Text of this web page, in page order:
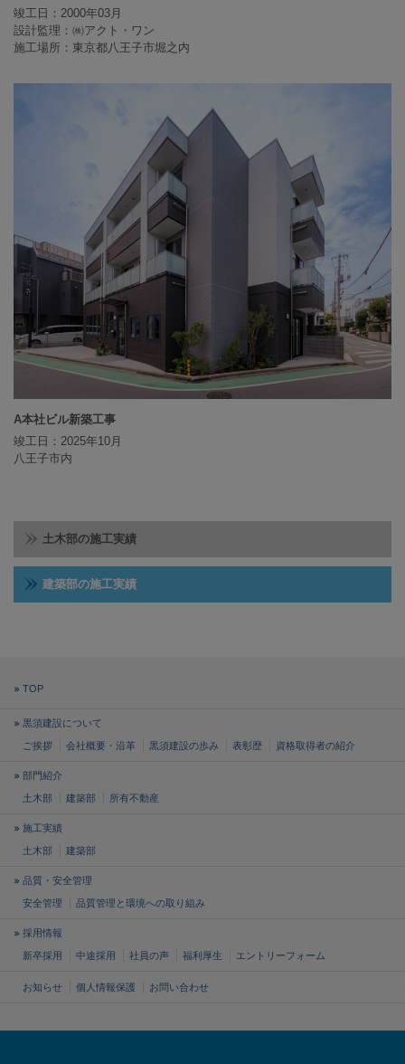
竣工日：2000年03月
設計監理：㈱アクト・ワン
施工場所：東京都八王子市堀之内
A本社ビル新築工事
竣工日：2025年10月
八王子市内
土木部の施工実績
建築部の施工実績
TOP
黒須建設について
ご挨拶 会社概要・沿革 黒須建設の歩み 表彰歴 資格取得者の紹介
部門紹介
土木部 建築部 所有不動産
施工実績
土木部 建築部
品質・安全管理
安全管理 品質管理と環境への取り組み
採用情報
新卒採用 中途採用 社員の声 福利厚生 エントリーフォーム
お知らせ 個人情報保護 お問い合わせ